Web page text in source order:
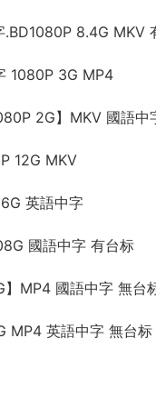
.BD1080P 8.4G MKV
1080P 3G MP4
2G】MKV 國語中
12G MKV
英語中字
國語中字 有台标
MP4 國語中字 無台
MP4 英語中字 無台标